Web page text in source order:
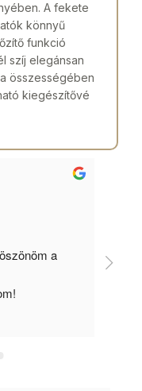
A fekete
könnyű
funkció
szíj elegánsan
összességében
kiegészítővé
a